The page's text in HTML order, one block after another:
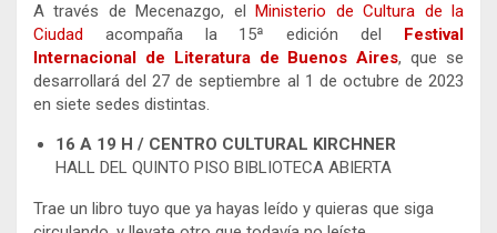
A través de Mecenazgo, el Ministerio de Cultura de la
Ciudad
acompaña la 15ª edición del
Festival
Internacional de Literatura de Buenos Aires, que se
desarrollará del 27 de septiembre al 1 de octubre de 2023
en siete sedes distintas.
16 A 19 H / CENTRO CULTURAL KIRCHNER
HALL DEL QUINTO PISO BIBLIOTECA ABIERTA
Trae un libro tuyo que ya hayas leído y quieras que siga